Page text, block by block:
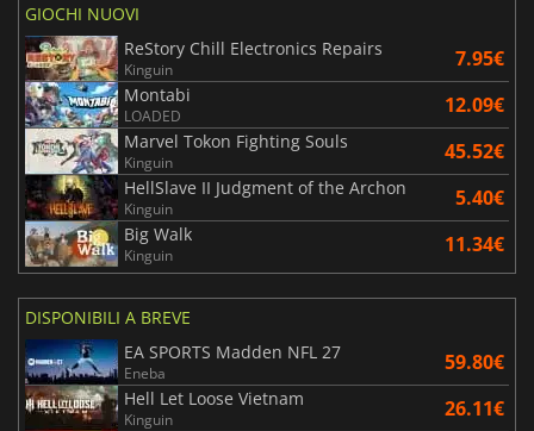
GIOCHI NUOVI
ReStory Chill Electronics Repairs
Kinguin 7.95€
Montabi
LOADED 12.09€
Marvel Tokon Fighting Souls
Kinguin 45.52€
HellSlave II Judgment of the Archon
Kinguin 5.40€
Big Walk
Kinguin 11.34€
DISPONIBILI A BREVE
EA SPORTS Madden NFL 27
Eneba 59.80€
Hell Let Loose Vietnam
Kinguin 26.11€